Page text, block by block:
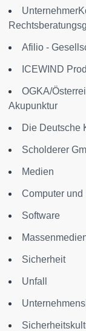
Afilio -
ICEWIND
OGKA/
Akupunktur
Die Deutsche
Scholderer
Medien
Computer
Software
Sicherheit
Unfall